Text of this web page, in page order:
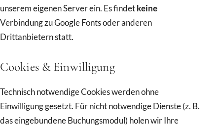
unserem eigenen Server ein. Es findet keine
Verbindung zu Google Fonts oder anderen
Drittanbietern statt.
Cookies & Einwilligung
Technisch notwendige Cookies werden ohne
Einwilligung gesetzt. Für nicht notwendige Dienste (z. B.
das eingebundene Buchungsmodul) holen wir Ihre